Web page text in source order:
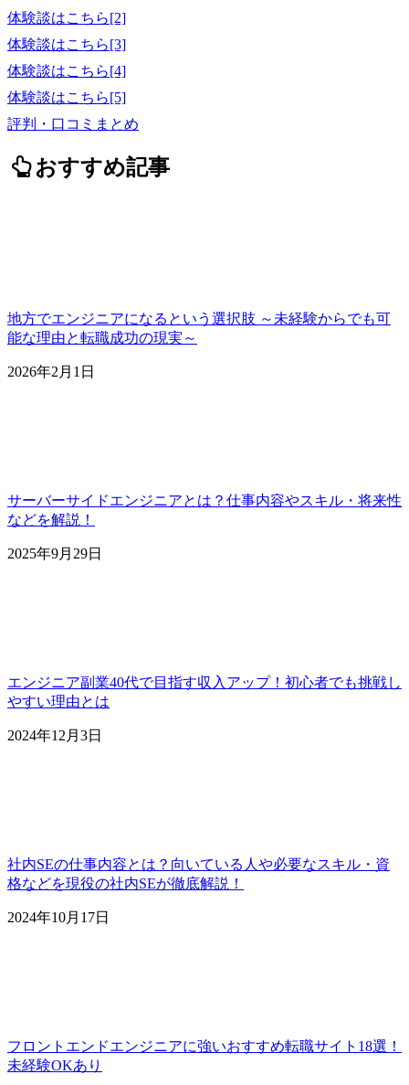
体験談はこちら[2]
体験談はこちら[3]
体験談はこちら[4]
体験談はこちら[5]
評判・口コミまとめ
おすすめ記事
地方でエンジニアになるという選択肢 ～未経験からでも可
能な理由と転職成功の現実～
2026年2月1日
サーバーサイドエンジニアとは？仕事内容やスキル・将来性
などを解説！
2025年9月29日
エンジニア副業40代で目指す収入アップ！初心者でも挑戦し
やすい理由とは
2024年12月3日
社内SEの仕事内容とは？向いている人や必要なスキル・資
格などを現役の社内SEが徹底解説！
2024年10月17日
フロントエンドエンジニアに強いおすすめ転職サイト18選！
未経験OKあり